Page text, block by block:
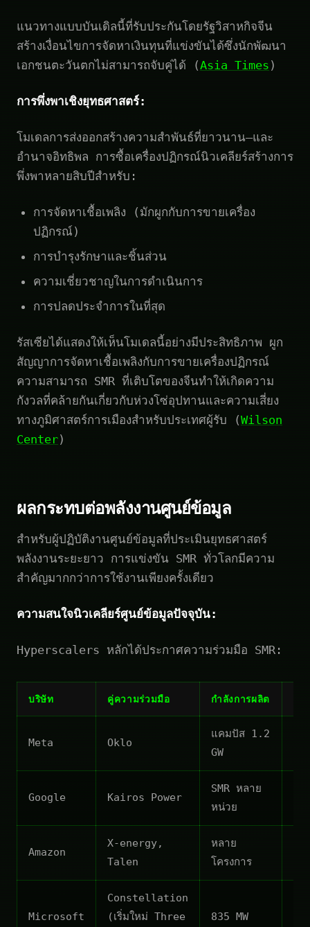
แนวทางแบบบันเดิลนี้ที่รับประกันโดยรัฐวิสาหกิจจีน
สร้างเงื่อนไขการจัดหาเงินทุนที่แข่งขันได้ซึ่งนักพัฒนา
เอกชนตะวันตกไม่สามารถจับคู่ได้ (Asia Times )
การพึ่งพาเชิงยุทธศาสตร์:
โมเดลการส่งออกสร้างความสำพันธ์ที่ยาวนาน—และ
อำนาจอิทธิพล การซื้อเครื่องปฏิกรณ์นิวเคลียร์สร้างการ
พึ่งพาหลายสิบปีสำหรับ:
การจัดหาเชื้อเพลิง (มักผูกกับการขายเครื่อง
ปฏิกรณ์)
การบำรุงรักษาและชิ้นส่วน
ความเชี่ยวชาญในการดำเนินการ
การปลดประจำการในที่สุด
รัสเซียได้แสดงให้เห็นโมเดลนี้อย่างมีประสิทธิภาพ ผูก
สัญญาการจัดหาเชื้อเพลิงกับการขายเครื่องปฏิกรณ์
ความสามารถ SMR ที่เติบโตของจีนทำให้เกิดความ
กังวลที่คล้ายกันเกี่ยวกับห่วงโซ่อุปทานและความเสี่ยง
ทางภูมิศาสตร์การเมืองสำหรับประเทศผู้รับ (Wilson
Center)
ผลกระทบต่อพลังงานศูนย์ข้อมูล
สำหรับผู้ปฏิบัติงานศูนย์ข้อมูลที่ประเมินยุทธศาสตร์
พลังงานระยะยาว การแข่งขัน SMR ทั่วโลกมีความ
สำคัญมากกว่าการใช้งานเพียงครั้งเดียว
ความสนใจนิวเคลียร์ศูนย์ข้อมูลปัจจุบัน:
Hyperscalers หลักได้ประกาศความร่วมมือ SMR:
บริษัท คู่ความร่วมมือ กำลังการผลิต
Meta Oklo
แคมปัส 1.2
GW
Google Kairos Power
SMR หลาย
หน่วย
Amazon
X-energy,
Talen
หลาย
โครงการ
Microsoft
Constellation
(เริ่มใหม่ Three
835 MW